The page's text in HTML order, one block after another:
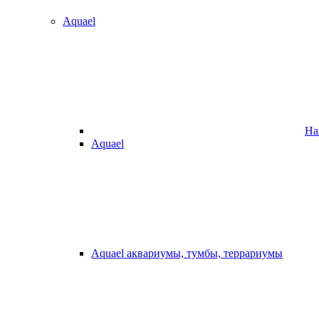
Aquael
Aquael
Aquael аквариумы, тумбы, террариумы